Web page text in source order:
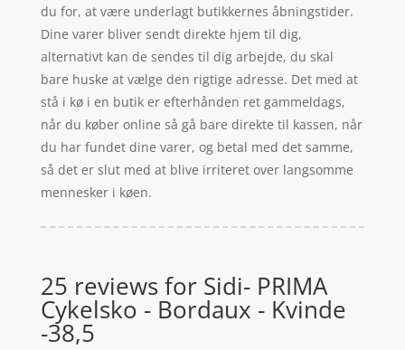
du for, at være underlagt butikkernes åbningstider.
Dine varer bliver sendt direkte hjem til dig,
alternativt kan de sendes til dig arbejde, du skal
bare huske at vælge den rigtige adresse. Det med at
stå i kø i en butik er efterhånden ret gammeldags,
når du køber online så gå bare direkte til kassen, når
du har fundet dine varer, og betal med det samme,
så det er slut med at blive irriteret over langsomme
mennesker i køen.
25 reviews for Sidi- PRIMA
Cykelsko - Bordaux - Kvinde
-38,5